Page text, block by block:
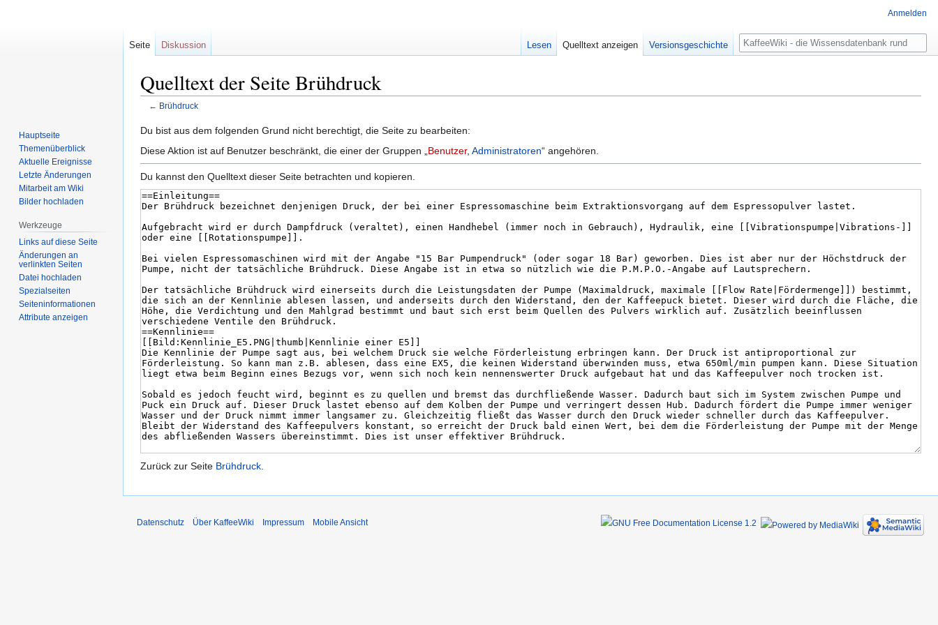
Quelltext der Seite Brühdruck
← Brühdruck
Zur
Navigation
Zur
Suche
Du bist aus dem folgenden Grund nicht berechtigt, die Seite zu bearbeiten:
Diese Aktion ist auf Benutzer beschränkt, die einer der Gruppen „ Benutzer, Administratoren“ angehören.
Du kannst den Quelltext dieser Seite betrachten und kopieren.
Zurück zur Seite Brühdruck.
Anmelden
Seite Diskussion Lesen Quelltext anzeigen Versionsgeschichte
Suche
Hauptseite
Themenüberblick
Aktuelle Ereignisse
Letzte Änderungen
Mitarbeit am Wiki
Bilder hochladen
Werkzeuge
Links auf diese Seite
Änderungen an
verlinkten Seiten
Datei hochladen
Spezialseiten
Seiten­informationen
Attribute anzeigen
Datenschutz Über KaffeeWiki Impressum Mobile Ansicht